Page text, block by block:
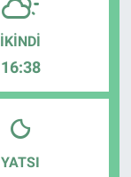
İKINDI
16:38
YATSI